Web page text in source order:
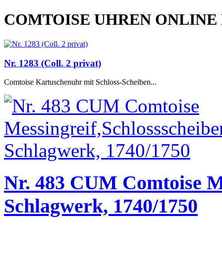
COMTOISE UHREN ONLINE
Nr. 1283 (Coll. 2 privat)
Comtoise Kartuschenuhr mit Schloss-Scheiben...
Nr. 483 CUM Comtoise
Schlagwerk, 1740/1750